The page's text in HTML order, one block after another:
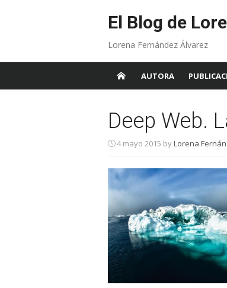
El Blog de
Lorena Fernández Álvarez
AUTORA
Deep Web.
4 mayo 2015 byLorena